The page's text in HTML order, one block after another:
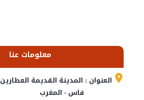
معلومات عنا
العنوان : المدينة القديمة العطارين
فاس - المغرب